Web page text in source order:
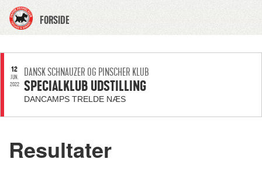
FORSIDE
12
JUN.
2022
DANSK SCHNAUZER OG PINSCHER KLUB
SPECIALKLUB UDSTILLING
DANCAMPS TRELDE NÆS
Resultater